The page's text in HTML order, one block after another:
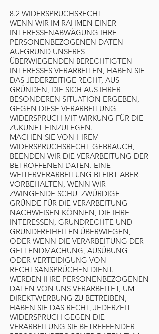
8.2 WIDERSPRUCHSRECHT
WENN WIR IM RAHMEN EINER
INTERESSENABWÄGUNG IHRE
PERSONENBEZOGENEN DATEN
AUFGRUND UNSERES
ÜBERWIEGENDEN BERECHTIGTEN
INTERESSES VERARBEITEN, HABEN SIE
DAS JEDERZEITIGE RECHT, AUS
GRÜNDEN, DIE SICH AUS IHRER
BESONDEREN SITUATION ERGEBEN,
GEGEN DIESE VERARBEITUNG
WIDERSPRUCH MIT WIRKUNG FÜR DIE
ZUKUNFT EINZULEGEN.
MACHEN SIE VON IHREM
WIDERSPRUCHSRECHT GEBRAUCH,
BEENDEN WIR DIE VERARBEITUNG DER
BETROFFENEN DATEN. EINE
WEITERVERARBEITUNG BLEIBT ABER
VORBEHALTEN, WENN WIR
ZWINGENDE SCHUTZWÜRDIGE
GRÜNDE FÜR DIE VERARBEITUNG
NACHWEISEN KÖNNEN, DIE IHRE
INTERESSEN, GRUNDRECHTE UND
GRUNDFREIHEITEN ÜBERWIEGEN,
ODER WENN DIE VERARBEITUNG DER
GELTENDMACHUNG, AUSÜBUNG
ODER VERTEIDIGUNG VON
RECHTSANSPRÜCHEN DIENT.
WERDEN IHRE PERSONENBEZOGENEN
DATEN VON UNS VERARBEITET, UM
DIREKTWERBUNG ZU BETREIBEN,
HABEN SIE DAS RECHT, JEDERZEIT
WIDERSPRUCH GEGEN DIE
VERARBEITUNG SIE BETREFFENDER